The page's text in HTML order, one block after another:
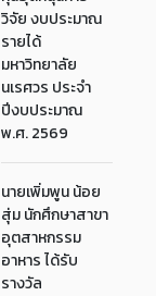
วิจัย งบประมาณ
รายได้
มหาวิทยาลัย
นเรศวร ประจำ
ปีงบประมาณ
พ.ศ. 2569
นายเพิ่มพูน น้อย
สุ่ม นักศึกษาสาขา
อุตสาหกรรม
อาหาร ได้รับ
รางวัล